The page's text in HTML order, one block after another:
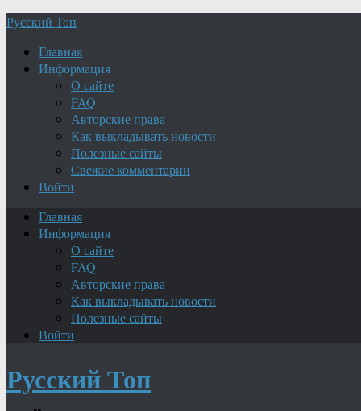
Русский Топ
Главная
Информация
О сайте
FAQ
Авторские права
Как выкладывать новости
Полезные сайты
Свежие комментарии
Войти
Главная
Информация
О сайте
FAQ
Авторские права
Как выкладывать новости
Полезные сайты
Войти
Русский Топ